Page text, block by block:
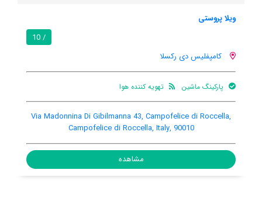
کامپفلیس دی رکسلا
هنوز اطلاعات کاملی توسط کاربران اعلام نشده است
dei Normanni 38, Campofelice di Roccella, Campofelice
di Roccella, Italy, 90010